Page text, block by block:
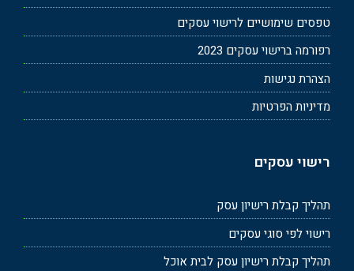
טפסים שימושיים לרישוי עסקים
רפורמה ברישוי עסקים 2023
הצהרת נגישות
מדיניות הפרטיות
רישוי עסקים
תהליך קבלת רישיון עסק
רישוי לפי סוגי עסקים
תהליך קבלת רישיון עסק לבית אוכל